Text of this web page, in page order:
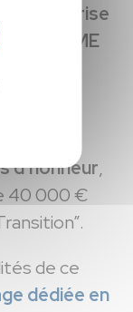
à la reprise
des PME
aux
d’honneur,
40 000 €
de ce
dédiée en